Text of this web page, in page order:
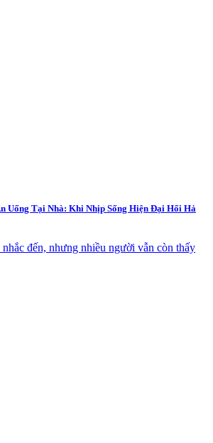
Uống Tại Nhà: Khi Nhịp Sống Hiện Đại Hối Hả
đến, nhưng nhiều người vẫn còn thấy